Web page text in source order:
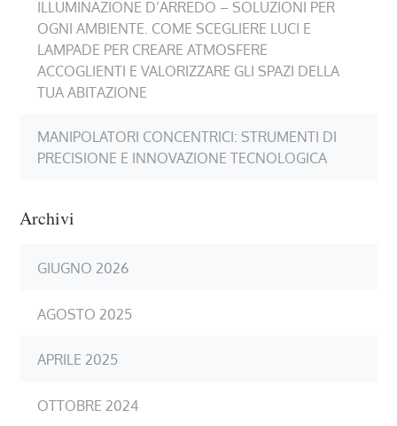
ILLUMINAZIONE D’ARREDO – SOLUZIONI PER
OGNI AMBIENTE. COME SCEGLIERE LUCI E
LAMPADE PER CREARE ATMOSFERE
ACCOGLIENTI E VALORIZZARE GLI SPAZI DELLA
TUA ABITAZIONE
MANIPOLATORI CONCENTRICI: STRUMENTI DI
PRECISIONE E INNOVAZIONE TECNOLOGICA
Archivi
GIUGNO 2026
AGOSTO 2025
APRILE 2025
OTTOBRE 2024